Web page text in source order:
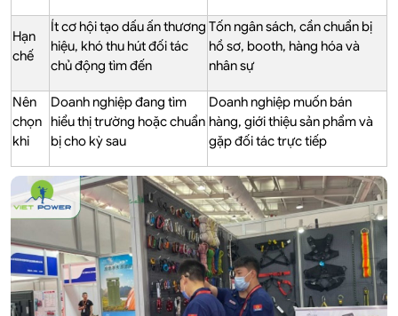
Hạn
chế
Ít cơ hội tạo dấu ấn thương
hiệu, khó thu hút đối tác
chủ động tìm đến
Tốn ngân sách, cần chuẩn bị
hồ sơ, booth, hàng hóa và
nhân sự
Nên
chọn
khi
Doanh nghiệp đang tìm
hiểu thị trường hoặc chuẩn
bị cho kỳ sau
Doanh nghiệp muốn bán
hàng, giới thiệu sản phẩm và
gặp đối tác trực tiếp